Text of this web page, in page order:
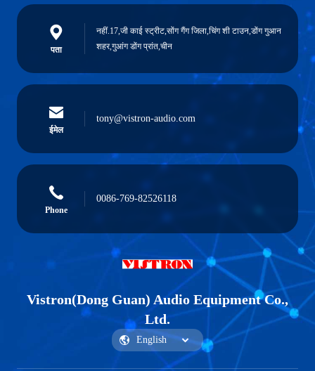
पता
नहीं.17,जी काई स्ट्रीट,सोंग गैंग जिला,चिंग शी टाउन,डोंग गुआन
शहर,गुआंग डोंग प्रांत,चीन
ईमेल
tony@vistron-audio.com
Phone
0086-769-82526118
Vistron(Dong Guan) Audio Equipment Co.,
Ltd.